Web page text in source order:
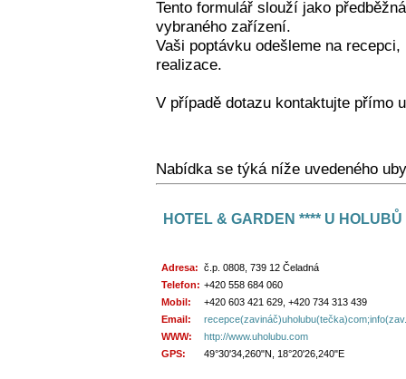
Tento formulář slouží jako
vybraného zařízení.
Vaši poptávku odešleme na
realizace.
V případě dotazu kontaktujte přímo
Nabídka se týká níže uvedeného
HOTEL & GARDEN **** U
Adresa: č.p. 0808, 739 12 Čeladná
Telefon: +420 558 684 060
Mobil:
+420 603 421 629, +420 734 313 439
Email:
WWW:
http://www.uholubu.com
GPS:
49°30'34,260"N, 18°20'26,240"E